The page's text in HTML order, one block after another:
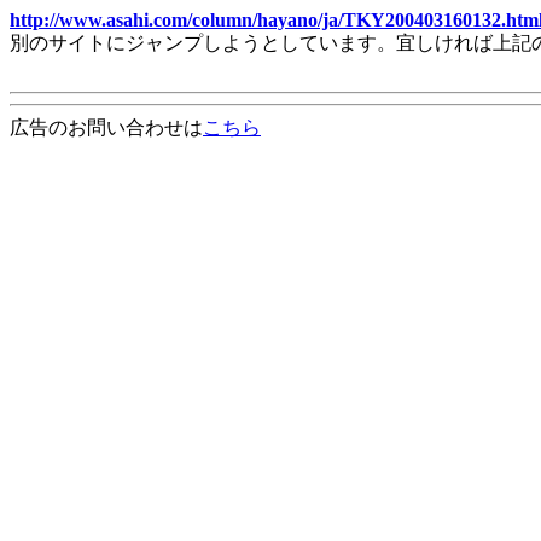
http://www.asahi.com/column/hayano/ja/
別のサイトにジャンプしようとしています。宜しければ上
広告のお問い合わせはこちら